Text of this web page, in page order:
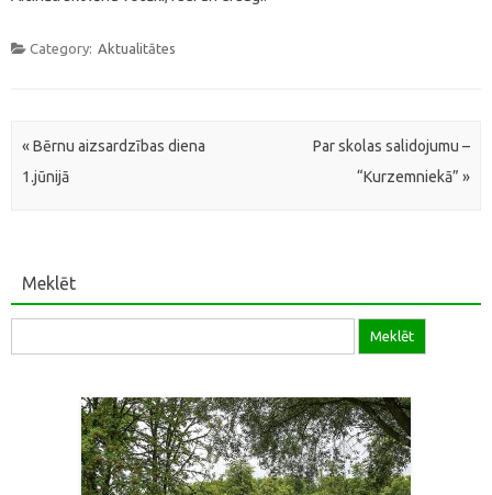
Category: Aktualitātes
Post navigation
«Bērnu aizsardzības diena
1.jūnijā
Par skolas salidojumu –
“Kurzemniekā”»
Meklēt